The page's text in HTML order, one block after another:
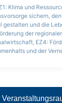
Klima und
sichern,
gestalten und die
der
, EZ4:
und der